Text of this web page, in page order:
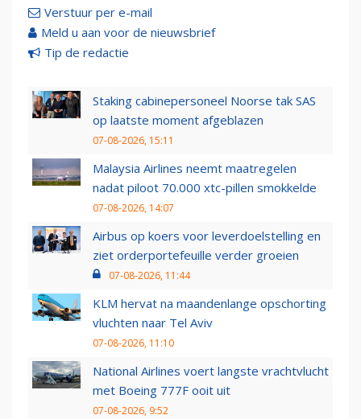
Verstuur per e-mail
Meld u aan voor de nieuwsbrief
Tip de redactie
Staking cabinepersoneel Noorse tak SAS
op laatste moment afgeblazen
07-08-2026, 15:11
Malaysia Airlines neemt maatregelen
nadat piloot 70.000 xtc-pillen smokkelde
07-08-2026, 14:07
Airbus op koers voor leverdoelstelling en
ziet orderportefeuille verder groeien
07-08-2026, 11:44
KLM hervat na maandenlange opschorting
vluchten naar Tel Aviv
07-08-2026, 11:10
National Airlines voert langste vrachtvlucht
met Boeing 777F ooit uit
07-08-2026, 9:52